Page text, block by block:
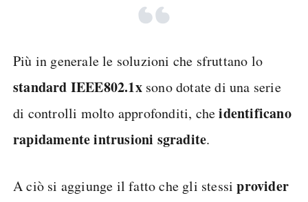
Più in generale le soluzioni che sfruttano lo
standard IEEE802.1xsono dotate di una serie
di controlli molto approfonditi, cheidentificano
rapidamente intrusioni sgradite.
A ciò si aggiunge il fatto che gli stessiprovider